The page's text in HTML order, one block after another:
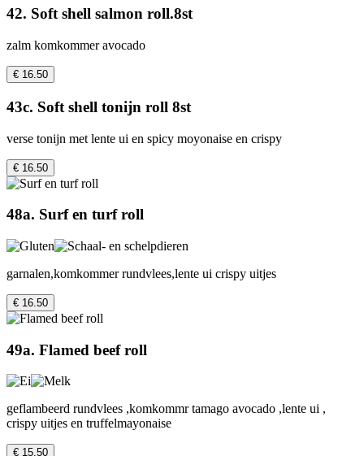
42. Soft shell salmon roll.8st
zalm komkommer avocado
€ 16.50
43c. Soft shell tonijn roll 8st
verse tonijn met lente ui en spicy moyonaise en crispy
€ 16.50
48a. Surf en turf roll
garnalen,komkommer rundvlees,lente ui crispy uitjes
€ 16.50
49a. Flamed beef roll
geflambeerd rundvlees ,komkommr tamago avocado ,lente ui ,
crispy uitjes en truffelmayonaise
€ 15.50